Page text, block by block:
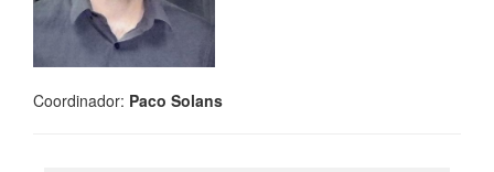
Coordinador: Paco Solans